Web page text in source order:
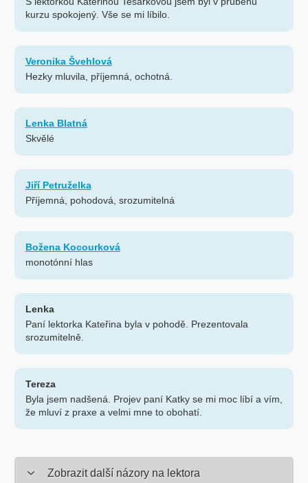
kurzu spokojený. Vše se mi líbilo.
Veronika Švehlová
Hezky mluvila, příjemná, ochotná.
Lenka Blatná
Skvělé
Jiří Petruželka
Příjemná, pohodová, srozumitelná
Božena Kocourková
monotónní hlas
Lenka
Paní lektorka Kateřina byla v pohodě. Prezentovala
srozumitelně.
Tereza
Byla jsem nadšená. Projev paní Katky se mi moc líbí a vím,
že mluví z praxe a velmi mne to obohatí.
Zobrazit další názory na lektora